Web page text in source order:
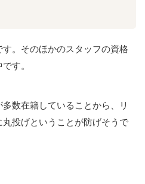
。そのほかのスタッフの資格
す。
数在籍していることから、リ
投げということが防げそうで